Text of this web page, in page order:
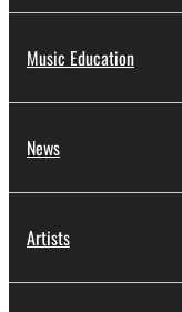
Music Education
News
Artists